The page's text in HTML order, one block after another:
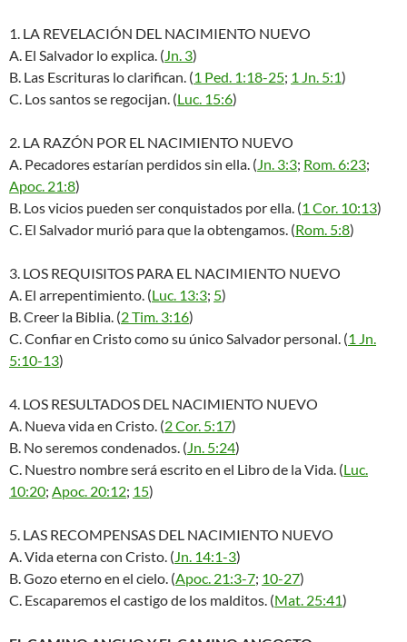
1. LA REVELACIÓN DEL NACIMIENTO NUEVO
A. El Salvador lo explica. (Jn. 3)
B. Las Escrituras lo clarifican. (1 Ped. 1:18-25; 1 Jn. 5:1)
C. Los santos se regocijan. (Luc. 15:6)
2. LA RAZÓN POR EL NACIMIENTO NUEVO
A. Pecadores estarían perdidos sin ella. (Jn. 3:3; Rom. 6:23;
Apoc. 21:8)
B. Los vicios pueden ser conquistados por ella. (1 Cor. 10:13)
C. El Salvador murió para que la obtengamos. (Rom. 5:8)
3. LOS REQUISITOS PARA EL NACIMIENTO NUEVO
A. El arrepentimiento. (Luc. 13:3; 5)
B. Creer la Biblia. (2 Tim. 3:16)
C. Confiar en Cristo como su único Salvador personal. (1 Jn.
5:10-13)
4. LOS RESULTADOS DEL NACIMIENTO NUEVO
A. Nueva vida en Cristo. (2 Cor. 5:17)
B. No seremos condenados. (Jn. 5:24)
C. Nuestro nombre será escrito en el Libro de la Vida. (Luc.
10:20; Apoc. 20:12; 15)
5. LAS RECOMPENSAS DEL NACIMIENTO NUEVO
A. Vida eterna con Cristo. (Jn. 14:1-3)
B. Gozo eterno en el cielo. (Apoc. 21:3-7; 10-27)
C. Escaparemos el castigo de los malditos. (Mat. 25:41)